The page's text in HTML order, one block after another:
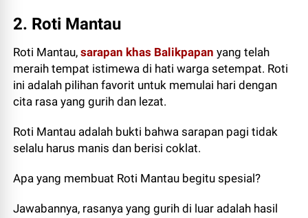
2. Roti Mantau
Roti Mantau,sarapan khas Balikpapan yang telah
meraih tempat istimewa di hati warga setempat. Roti
ini adalah pilihan favorit untuk memulai hari dengan
cita rasa yang gurih dan lezat.
Roti Mantau adalah bukti bahwa sarapan pagi tidak
selalu harus manis dan berisi coklat.
Apa yang membuat Roti Mantau begitu spesial?
Jawabannya, rasanya yang gurih di luar adalah hasil